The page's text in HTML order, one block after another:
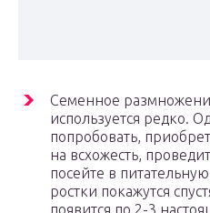
Семенное
используется редко.
попробовать,
на всхожесть,
посейте в
ростки покажутся
появится по 2-3